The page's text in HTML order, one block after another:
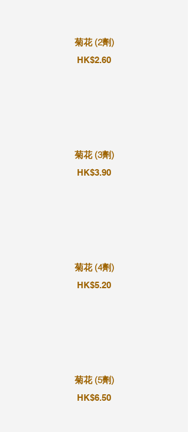
菊花 (2劑)
HK$2.60
菊花 (3劑)
HK$3.90
菊花 (4劑)
HK$5.20
菊花 (5劑)
HK$6.50